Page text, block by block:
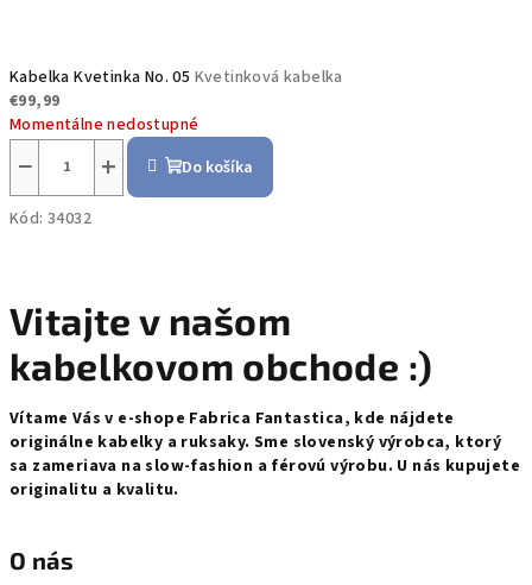
Kabelka Kvetinka No. 05 Kvetinková kabelka
€99,99
Momentálne nedostupné
+
− Do košíka
Kód: 34032
Vitajte v našom
kabelkovom obchode :)
Vítame Vás v e-shope Fabrica Fantastica, kde nájdete
originálne kabelky a ruksaky. Sme slovenský výrobca, ktorý
sa zameriava na slow-fashion a férovú výrobu. U nás kupujete
originalitu a kvalitu.
O nás